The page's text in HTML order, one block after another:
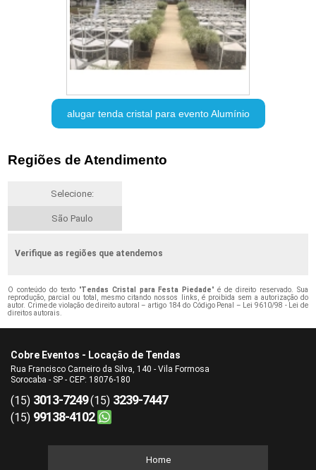
alugar tenda cristal para evento Alumínio
Regiões de Atendimento
Selecione:
São Paulo
Verifique as regiões que atendemos
O conteúdo do texto "Tendas Cristal para Festa Piedade" é de direito reservado. Sua
reprodução, parcial ou total, mesmo citando nossos links, é proibida sem a autorização do
autor. Crime de violação de direito autoral – artigo 184 do Código Penal – Lei 9610/98 - Lei de
direitos autorais.
Cobre Eventos - Locação de Tendas
Rua Francisco Carneiro da Silva, 140 - Vila Formosa
Sorocaba - SP - CEP: 18076-180
(15) 3013-7249(15) 3239-7447
(15) 99138-4102
Home